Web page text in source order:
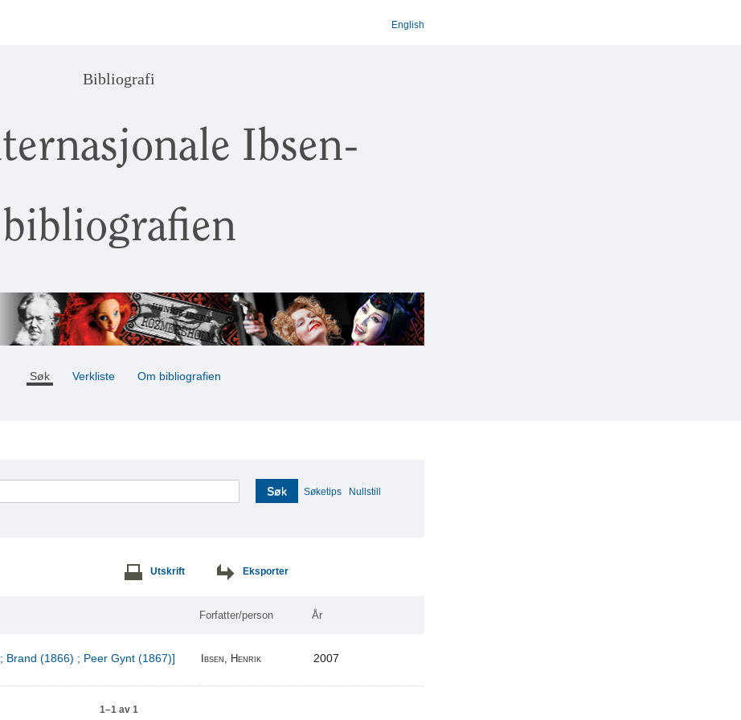
English
Bibliografi
Ibsen-
bibliografien
Søk Verkliste Om bibliografien
Søk Søketips Nullstill
Utskrift Eksporter
Forfatter/person År
Brand (1866) ; Peer Gynt (1867)] Ibsen, Henrik 2007
1–1 av 1